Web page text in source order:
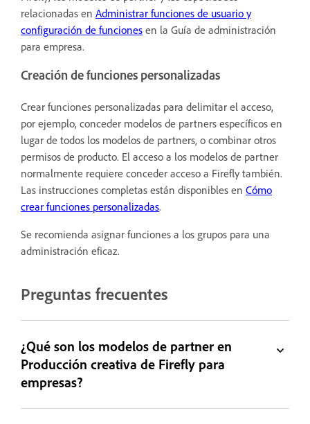
relacionadas en Administrar funciones de usuario y
configuración de funciones en la Guía de administración
para empresa.
Creación de funciones personalizadas
Crear funciones personalizadas para delimitar el acceso,
por ejemplo, conceder modelos de partners específicos en
lugar de todos los modelos de partners, o combinar otros
permisos de producto. El acceso a los modelos de partner
normalmente requiere conceder acceso a Firefly también.
Las instrucciones completas están disponibles en Cómo
crear funciones personalizadas.
Se recomienda asignar funciones a los grupos para una
administración eficaz.
Preguntas frecuentes
¿Qué son los modelos de partner en
Producción creativa de Firefly para
empresas?